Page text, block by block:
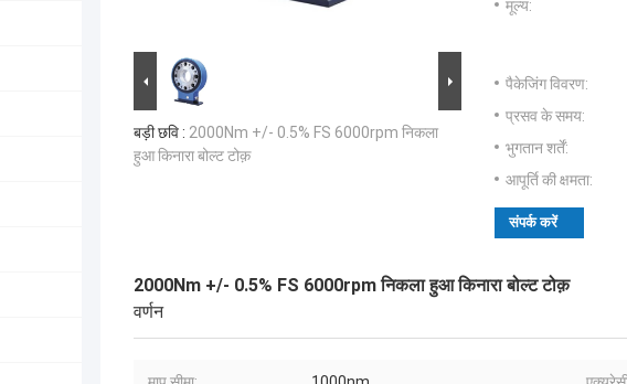
बड़ी छवि : 2000Nm +/- 0.5% FS 6000rpm निकला
हुआ किनारा बोल्ट टोक़
मूल्य:
पैकेजिंग विवरण:
प्रसव के समय:
भुगतान शर्तें:
आपूर्ति की क्षमता:
संपर्क करें
2000Nm +/- 0.5% FS 6000rpm निकला हुआ किनारा बोल्ट टोक़
वर्णन